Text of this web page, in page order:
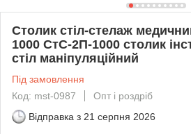
Столик стіл-стелаж
1000 СтС-2П-1000 столик
стіл маніпуляційний
Під замовлення
Код: mst-0987
Опт і роздріб
Відправка з 21 серпня 2026